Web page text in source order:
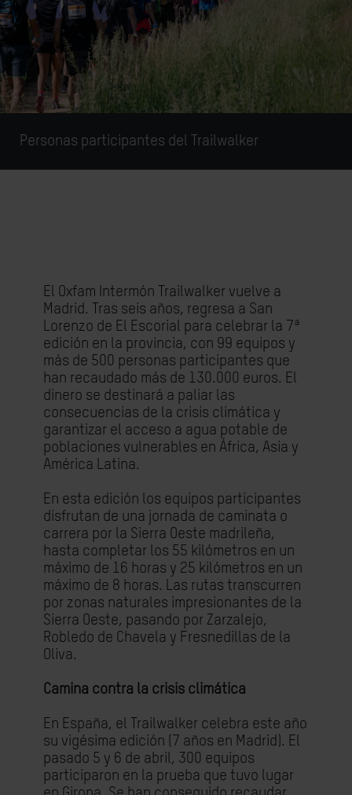
Personas participantes del Trailwalker
El Oxfam Intermón Trailwalker vuelve a
Madrid. Tras seis años, regresa a San
Lorenzo de El Escorial para celebrar la 7ª
edición en la provincia, con 99 equipos y
más de 500 personas participantes que
han recaudado más de 130.000 euros. El
dinero se destinará a paliar las
consecuencias de la crisis climática y
garantizar el acceso a agua potable de
poblaciones vulnerables en África, Asia y
América Latina.
En esta edición los equipos participantes
disfrutan de una jornada de caminata o
carrera por la Sierra Oeste madrileña,
hasta completar los 55 kilómetros en un
máximo de 16 horas y 25 kilómetros en un
máximo de 8 horas. Las rutas transcurren
por zonas naturales impresionantes de la
Sierra Oeste, pasando por Zarzalejo,
Robledo de Chavela y Fresnedillas de la
Oliva.
Camina contra la crisis climática
En España, el Trailwalker celebra este año
su vigésima edición (7 años en Madrid). El
pasado 5 y 6 de abril, 300 equipos
participaron en la prueba que tuvo lugar